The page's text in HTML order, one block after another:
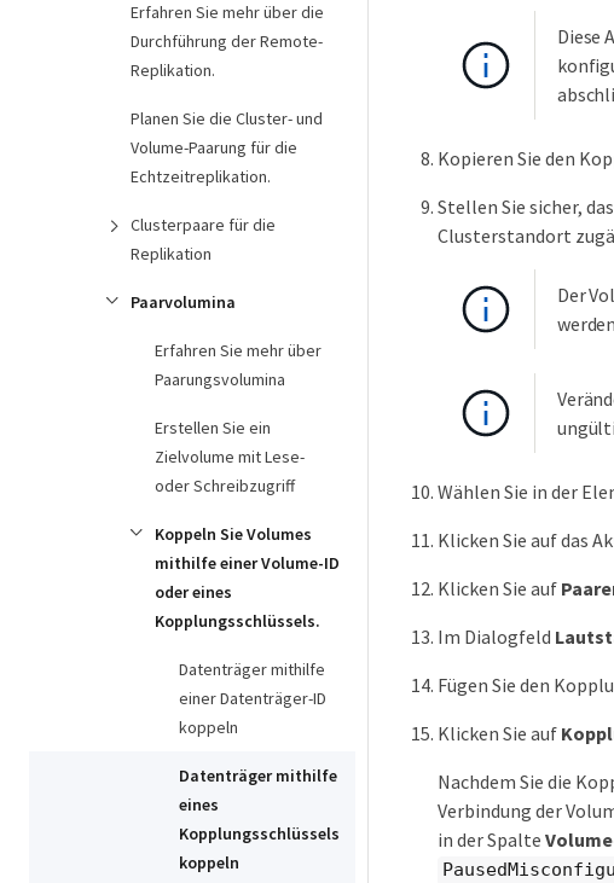
Erfahren Sie mehr über die
Durchführung der Remote-
Replikation.
Planen Sie die Cluster- und
Volume-Paarung für die
Echtzeitreplikation.
Clusterpaare für die
Replikation
Paarvolumina
Erfahren Sie mehr über
Paarungsvolumina
Erstellen Sie ein
Zielvolume mit Lese-
oder Schreibzugriff
Koppeln Sie Volumes
mithilfe einer Volume-ID
oder eines
Kopplungsschlüssels.
Datenträger mithilfe
einer Datenträger-ID
koppeln
Datenträger mithilfe
eines
Kopplungsschlüssels
koppeln
Diese
Kopieren Sie den
Stellen Sie sicher,
Clusterstandort
Der
Wählen Sie in der
Klicken Sie auf das
Klicken Sie auf
Im Dialogfeld
Fügen Sie den
Klicken Sie auf
Nachdem Sie die
Verbindung der
in der Spalte